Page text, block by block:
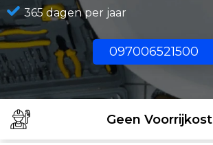
365 dagen per jaar
097006521500
Geen